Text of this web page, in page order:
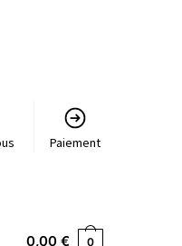
Paiement
0,00€ 0